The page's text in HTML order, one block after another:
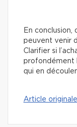
En conclusion,
peuvent venir
Clarifier si
profondément
qui en
Article